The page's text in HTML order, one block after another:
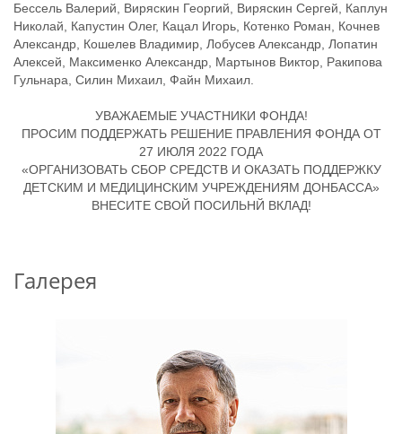
Бессель Валерий, Виряскин Георгий, Виряскин Сергей, Каплун
Николай, Капустин Олег, Кацал Игорь, Котенко Роман, Кочнев
Александр, Кошелев Владимир, Лобусев Александр, Лопатин
Алексей, Максименко Александр, Мартынов Виктор, Ракипова
Гульнара, Силин Михаил, Файн Михаил.
УВАЖАЕМЫЕ УЧАСТНИКИ ФОНДА!
ПРОСИМ ПОДДЕРЖАТЬ РЕШЕНИЕ ПРАВЛЕНИЯ ФОНДА ОТ
27 ИЮЛЯ 2022 ГОДА
«ОРГАНИЗОВАТЬ СБОР СРЕДСТВ И ОКАЗАТЬ ПОДДЕРЖКУ
ДЕТСКИМ И МЕДИЦИНСКИМ УЧРЕЖДЕНИЯМ ДОНБАССА»
ВНЕСИТЕ СВОЙ ПОСИЛЬНЙ ВКЛАД!
Галерея